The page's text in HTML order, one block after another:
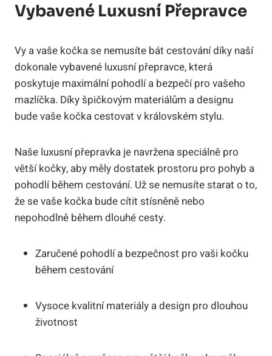
Vybavené Luxusní Přepravce
Vy a vaše kočka se nemusíte bát cestování díky naší
dokonale vybavené luxusní přepravce, která
poskytuje maximální pohodlí a bezpečí pro vašeho
mazlíčka. Díky špičkovým materiálům a designu
bude vaše kočka cestovat v královském stylu.
Naše luxusní přepravka je navržena speciálně pro
větší kočky, aby měly dostatek prostoru pro pohyb a
pohodlí během cestování. Už se nemusíte starat o to,
že se vaše kočka bude cítit stísněně nebo
nepohodlně během dlouhé cesty.
Zaručené pohodlí a bezpečnost pro vaši kočku
během cestování
Vysoce kvalitní materiály a design pro dlouhou
životnost